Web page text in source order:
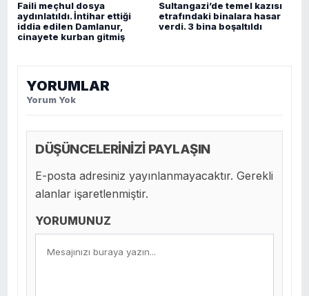
Faili meçhul dosya
aydınlatıldı. İntihar ettiği
iddia edilen Damlanur,
cinayete kurban gitmiş
Sultangazi’de temel kazısı
etrafındaki binalara hasar
verdi. 3 bina boşaltıldı
YORUMLAR
Yorum Yok
DÜŞÜNCELERİNİZİ PAYLAŞIN
E-posta adresiniz yayınlanmayacaktır. Gerekli
alanlar işaretlenmiştir.
YORUMUNUZ